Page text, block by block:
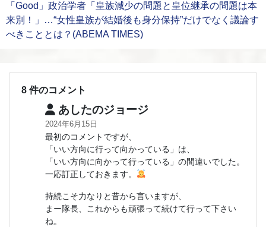
「Good」政治学者「皇族減少の問題と皇位継承の問題は本
来別！」…“女性皇族が結婚後も身分保持”だけでなく議論す
べきこととは？(ABEMA TIMES)
8 件のコメント
あしたのジョージ
2024年6月15日
最初のコメントですが、
「いい方向に行って向かっている」は、
「いい方向に向かって行っている」の間違いでした。
一応訂正しておきます。
持続こそ力なりと昔から言いますが、
まー隊長、これからも頑張って続けて行って下さい
ね。